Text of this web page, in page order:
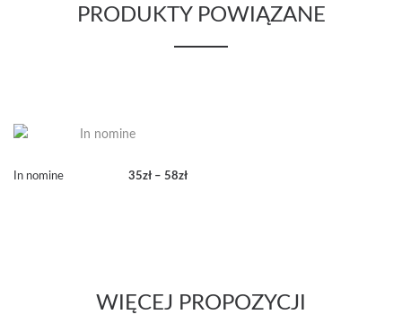
PRODUKTY POWIĄZANE
In nomine 35zł – 58zł
WIĘCEJ PROPOZYCJI